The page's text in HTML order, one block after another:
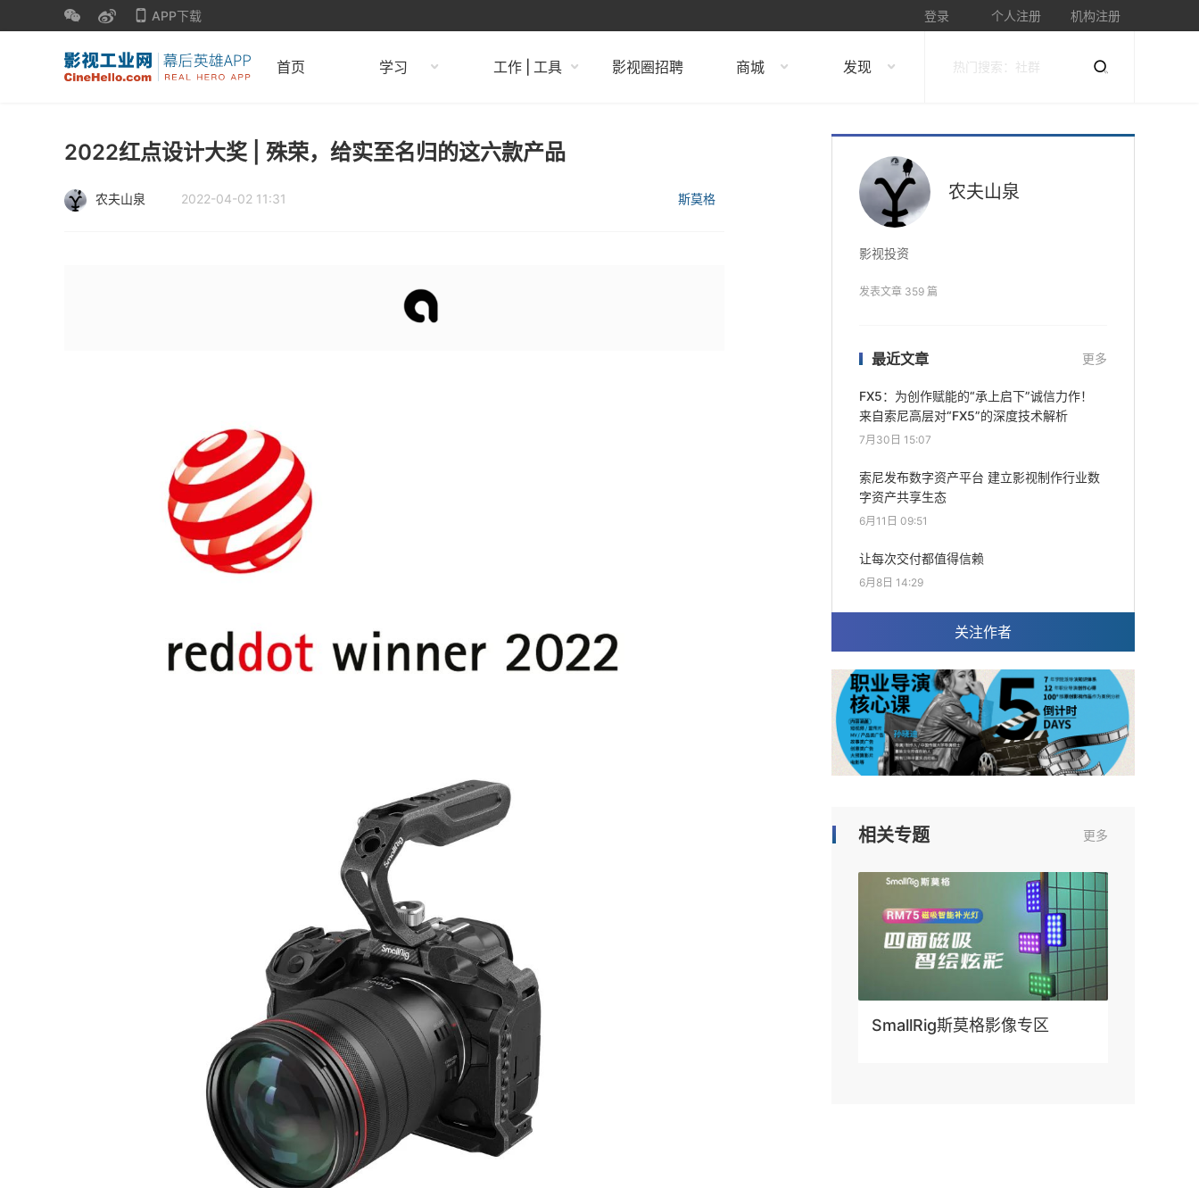
APP下载 登录 个人注册 机构注册
首页 学习 工作 | 工具 影视圈招聘 商城 发现
2022红点设计大奖 | 殊荣，给实至名归的这六款产品
农夫山泉 2022-04-02 11:31 斯莫格 农夫山泉
影视投资
发表文章 359 篇
最近文章 更多
FX5：为创作赋能的“承上启下”诚信力作！
来自索尼高层对“FX5”的深度技术解析
7月30日 15:07
索尼发布数字资产平台 建立影视制作行业数
字资产共享生态
6月11日 09:51
让每次交付都值得信赖
6月8日 14:29
关注作者
相关专题 更多
SmallRig斯莫格影像专区